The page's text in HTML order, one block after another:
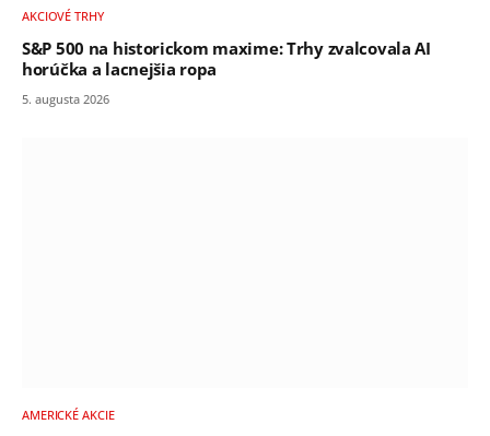
AKCIOVÉ TRHY
S&P 500 na historickom maxime: Trhy zvalcovala AI
horúčka a lacnejšia ropa
5. augusta 2026
AMERICKÉ AKCIE